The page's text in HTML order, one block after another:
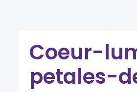
Coeur-
petales-